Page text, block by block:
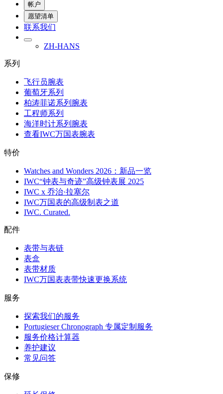
帐户
愿望清单
联系我们
ZH-HANS
系列
飞行员腕表
葡萄牙系列
柏涛菲诺系列腕表
工程师系列
海洋时计系列腕表
查看IWC万国表腕表
特价
Watches and Wonders 2026：新品一览
IWC“钟表与奇迹”高级钟表展 2025
IWC x 乔治·拉塞尔
IWC万国表的高级制表之道
IWC. Curated.
配件
表带与表链
表盒
表带材质
IWC万国表表带快速更换系统
服务
探索我们的服务
Portugieser Chronograph 专属定制服务
服务价格计算器
养护建议
常见问答
保修